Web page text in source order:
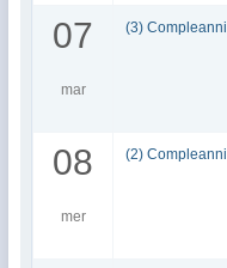
07
mar
(3) Compleanni
08
mer
(2) Compleanni